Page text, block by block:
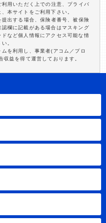
用いただく上での注意、プライバ
本サイトをご利用下さい。
出する場合、保険者番号、被保険
欄に記載がある場合はマスキング
など個人情報にアクセス可能な情
。
を利用し、事業者(アコム／プロ
収益を得て運営しております。